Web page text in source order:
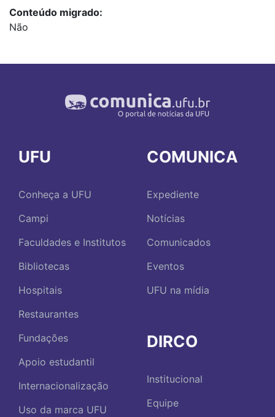
Conteúdo migrado
Não
UFU
Conheça a UFU
Campi
Faculdades e Institutos
Bibliotecas
Hospitais
Restaurantes
Fundações
Apoio estudantil
Internacionalização
Uso da marca UFU
COMUNICA
Expediente
Notícias
Comunicados
Eventos
UFU na mídia
DIRCO
Institucional
Equipe